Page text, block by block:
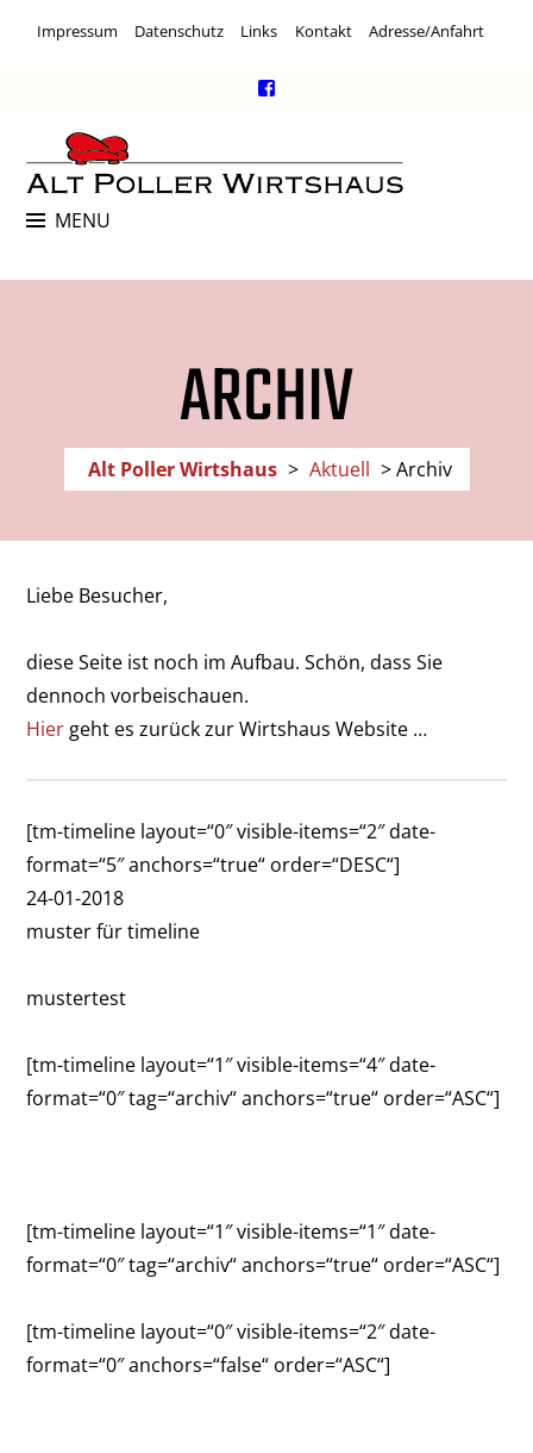
Impressum Datenschutz Links Kontakt Adresse/Anfahrt
ALT POLLER WIRTSHAUS
Kneipe, Restaurant & Kulturlokal
MENU
ARCHIV
Alt Poller Wirtshaus > Aktuell >Archiv
Liebe Besucher,
diese Seite ist noch im Aufbau. Schön, dass Sie
dennoch vorbeischauen.
Hiergeht es zurück zur Wirtshaus Website …
[tm-timeline layout=“0″ visible-items=“2″ date-
format=“5″ anchors=“true“ order=“DESC“]
24-01-2018
muster für timeline
mustertest
[tm-timeline layout=“1″ visible-items=“4″ date-
format=“0″ tag=“archiv“ anchors=“true“ order=“ASC“]
[tm-timeline layout=“1″ visible-items=“1″ date-
format=“0″ tag=“archiv“ anchors=“true“ order=“ASC“]
[tm-timeline layout=“0″ visible-items=“2″ date-
format=“0″ anchors=“false“ order=“ASC“]